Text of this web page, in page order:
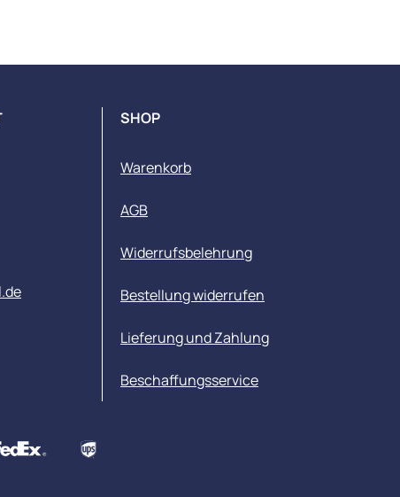
SHOP
Warenkorb
AGB
Widerrufsbelehrung
Bestellung widerrufen
Lieferung und Zahlung
Beschaffungsservice